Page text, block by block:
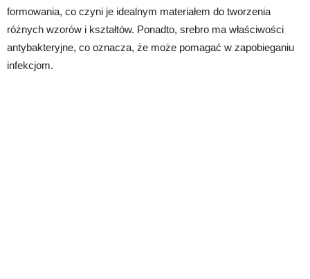
formowania, co czyni je idealnym materiałem do tworzenia
różnych wzorów i kształtów. Ponadto, srebro ma właściwości
antybakteryjne, co oznacza, że może pomagać w zapobieganiu
infekcjom.